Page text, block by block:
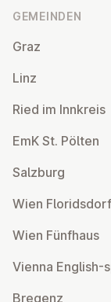
GEMEINDEN
Graz
Linz
Ried im Innkreis
EmK St. Pölten
Salzburg
Wien Flo­rids­dorf
Wien Fünfhaus
Vienna English-
Bregenz